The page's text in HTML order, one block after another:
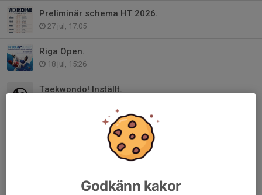
Preliminär schema HT 2026.
27 jul, 17:05
Riga Open.
18 jul, 15:26
Taekwondo! Inställt.
Läger taekwondo!
Taekwondo mötesplatsen Oxhagen.
Godkänn kakor